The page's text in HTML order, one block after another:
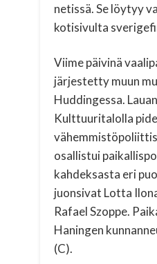
netissä. Se löytyy
kotisivulta
Viime päivinä
järjestetty muun
Huddingessa.
Kulttuuritalolla
osallistui
kahdeksasta eri
juonsivat Lotta
Rafael Szoppe.
Haningen
(C).